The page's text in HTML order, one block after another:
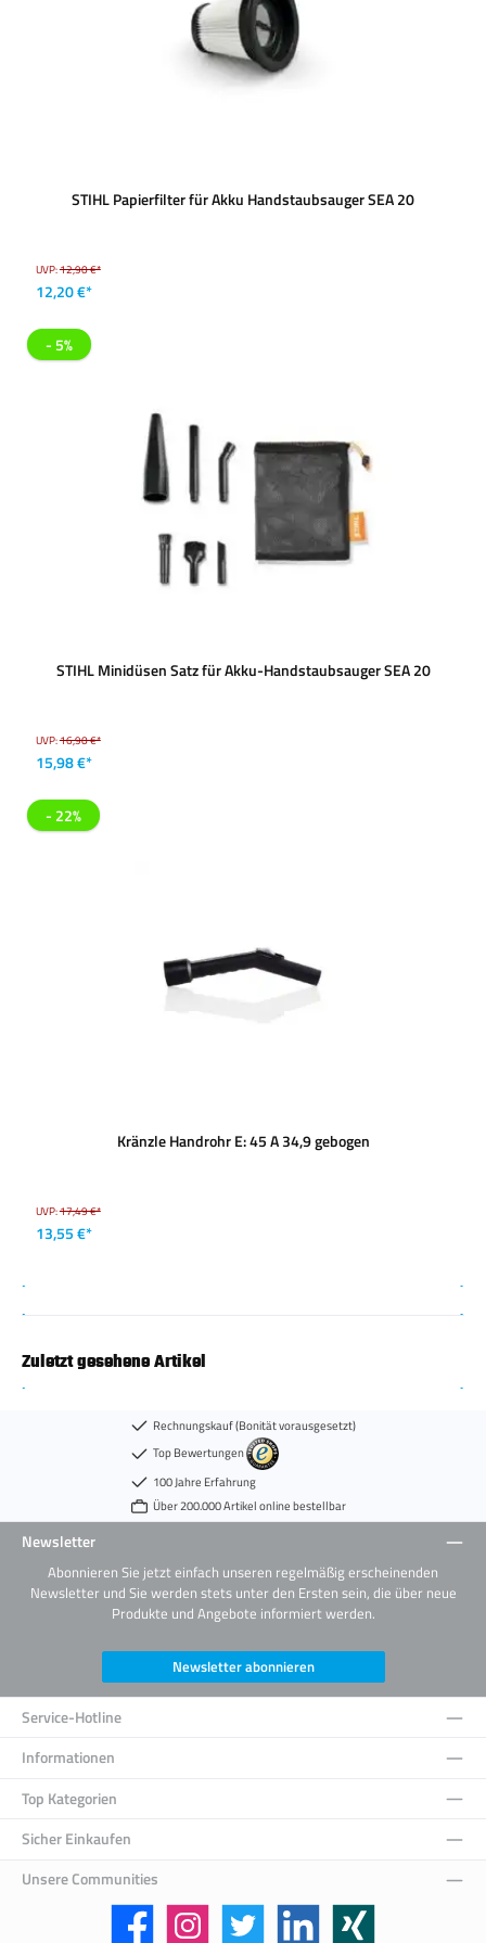
STIHL Papierfilter für Akku Handstaubsauger SEA 20
UVP:12,90 €*
12,20 €*
- 5%
STIHL Minidüsen Satz für Akku-Handstaubsauger SEA 20
UVP:16,90 €*
15,98 €*
- 22%
Kränzle Handrohr E: 45 A 34,9 gebogen
UVP:17,49 €*
13,55 €*
Zuletzt gesehene Artikel
Rechnungskauf (Bonität vorausgesetzt)
Top Bewertungen
100 Jahre Erfahrung
Über 200.000 Artikel online bestellbar
Newsletter
Abonnieren Sie jetzt einfach unseren regelmäßig erscheinenden
Newsletter und Sie werden stets unter den Ersten sein, die über neue
Produkte und Angebote informiert werden.
Newsletter abonnieren
Service-Hotline
Informationen
Top Kategorien
Sicher Einkaufen
Unsere Communities
Facebook Instagram Twitter LinkedIn Xing